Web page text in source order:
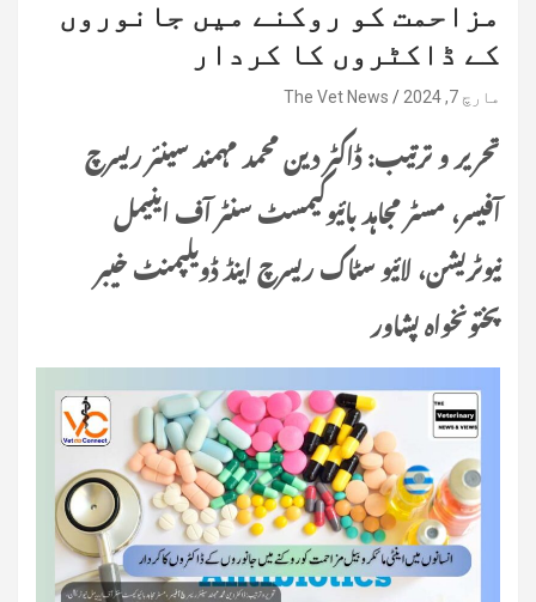
مزاحمت کو روکنے میں جانوروں
کے ڈاکٹروں کا کردار
مارچ 7, 2024 The Vet News
تحریر و ترتیب: ڈاکٹر دین محمد مہمند سینئر ریسرچ
آفیسر، مسٹر مجاہد بائیوکیمسٹ سنٹر آف اینیمل
نیوٹریشن، لائیو سٹاک ریسرچ اینڈ ڈویلپمنٹ خیبر
پختونخواہ پشاور